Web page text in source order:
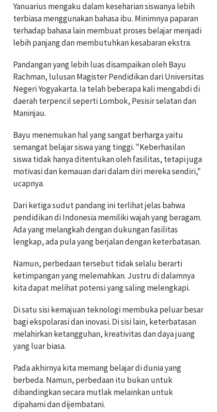
Yanuarius mengaku dalam keseharian siswanya lebih
terbiasa menggunakan bahasa ibu. Minimnya paparan
terhadap bahasa lain membuat proses belajar menjadi
lebih panjang dan membutuhkan kesabaran ekstra.
Pandangan yang lebih luas disampaikan oleh Bayu
Rachman, lulusan Magister Pendidikan dari Universitas
Negeri Yogyakarta. Ia telah beberapa kali mengabdi di
daerah terpencil seperti Lombok, Pesisir selatan dan
Maninjau.
Bayu menemukan hal yang sangat berharga yaitu
semangat belajar siswa yang tinggi. "Keberhasilan
siswa tidak hanya ditentukan oleh fasilitas, tetapi juga
motivasi dan kemauan dari dalam diri mereka sendiri,"
ucapnya.
Dari ketiga sudut pandang ini terlihat jelas bahwa
pendidikan di Indonesia memiliki wajah yang beragam.
Ada yang melangkah dengan dukungan fasilitas
lengkap, ada pula yang berjalan dengan keterbatasan.
Namun, perbedaan tersebut tidak selalu berarti
ketimpangan yang melemahkan. Justru di dalamnya
kita dapat melihat potensi yang saling melengkapi.
Di satu sisi kemajuan teknologi membuka peluar besar
bagi ekspolarasi dan inovasi. Di sisi lain, keterbatasan
melahirkan ketangguhan, kreativitas dan daya juang
yang luar biasa.
Pada akhirnya kita memang belajar di dunia yang
berbeda. Namun, perbedaan itu bukan untuk
dibandingkan secara mutlak melainkan untuk
dipahami dan dijembatani.